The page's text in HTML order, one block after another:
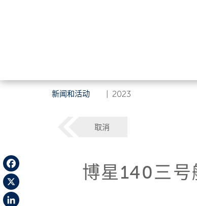
新闻和活动 2023
Facebook
X
取消
博星140三号